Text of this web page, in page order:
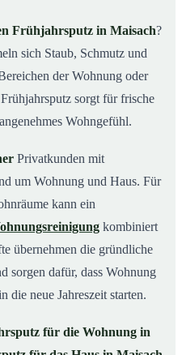
in Maisach?
Frühjahrsputz
arbeiten unsere Profis
Frühjahrsputz in Maisach?
sich Staub, Schmutz und
der Wohnung oder
sorgt für frische
Wohngefühl.
Privatkunden mit
um Wohnung und Haus. Für
kann ein
kombiniert
übernehmen die gründliche
sorgen dafür, dass Wohnung
die neue Jahreszeit starten.
für die Wohnung in